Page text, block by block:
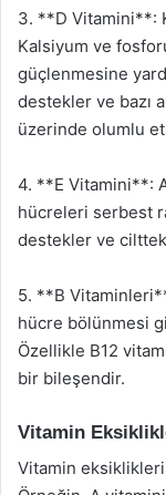
3. **D Vitamini**:
Kalsiyum ve
güçlenmesine
destekler ve bazı
üzerinde olumlu
4. **E Vitamini**:
hücreleri serbest
destekler ve
5. **B
hücre bölünmesi
Özellikle B12
bir bileşendir.
Vitamin
Vitamin